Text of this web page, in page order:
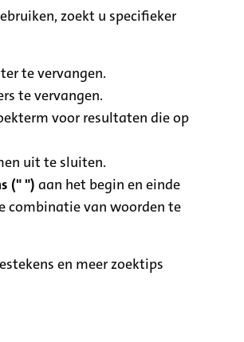
zoekt u specifieker
te vervangen.
te vervangen.
voor resultaten die op
uit te sluiten.
(" ") aan het begin en einde
combinatie van woorden te
en meer zoektips